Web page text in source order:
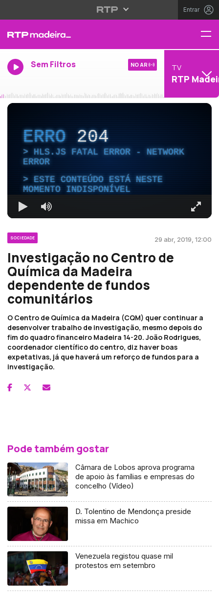
Entrar
Sem Filtros NO AR TV
RTP
ERRO204
HLS.JS FATAL ERROR - NETWORK
ERROR
ESTE CONTEÚDO ESTÁ NESTE
MOMENTO INDISPONÍVEL
SOCIEDADE 29 abr, 2019, 12:00
Investigação no Centro de
Química da Madeira
dependente de fundos
comunitários
O Centro de Química da Madeira (CQM) quer continuar a
desenvolver trabalho de investigação, mesmo depois do
fim do quadro financeiro Madeira 14-20. João Rodrigues,
coordenador científico do centro, diz haver boas
expetativas, já que haverá um reforço de fundos para a
investigação.
Pode também gostar
Câmara de Lobos aprova programa
de apoio às famílias e empresas do
concelho (Vídeo)
D. Tolentino de Mendonça preside
missa em Machico
Venezuela registou quase mil
protestos em setembro